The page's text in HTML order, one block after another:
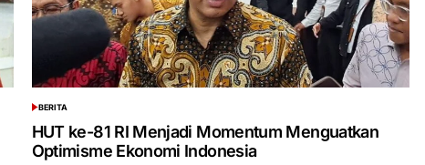
POSTED
IN
BERITA
HUT ke-81 RI Menjadi Momentum Menguatkan
Optimisme Ekonomi Indonesia